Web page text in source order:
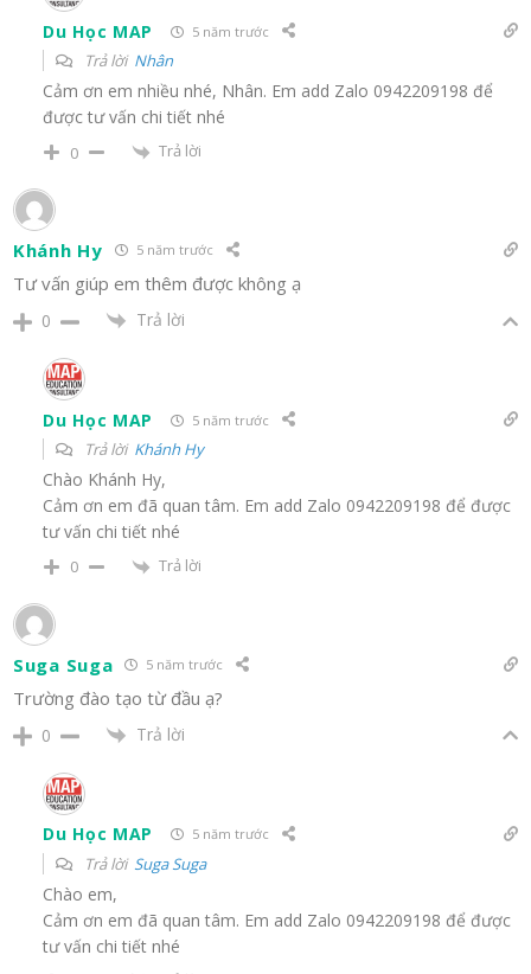
Du Học MAP 5 năm trước
Trả lời Nhân
Cảm ơn em nhiều nhé, Nhân. Em add Zalo 0942209198 để
được tư vấn chi tiết nhé
0 Trả lời
Khánh Hy 5 năm trước
Tư vấn giúp em thêm được không ạ
0 Trả lời
Du Học MAP 5 năm trước
Trả lời Khánh Hy
Chào Khánh Hy,
Cảm ơn em đã quan tâm. Em add Zalo 0942209198 để được
tư vấn chi tiết nhé
0 Trả lời
Suga Suga 5 năm trước
Trường đào tạo từ đầu ạ?
0 Trả lời
Du Học MAP 5 năm trước
Trả lời Suga Suga
Chào em,
Cảm ơn em đã quan tâm. Em add Zalo 0942209198 để được
tư vấn chi tiết nhé